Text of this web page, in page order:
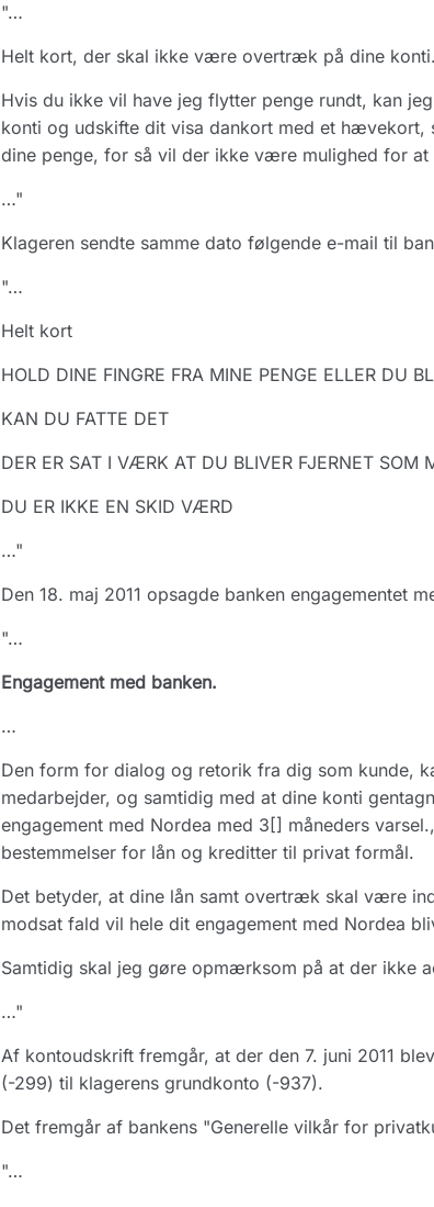
"…
Helt kort, der skal ikke være overtræk på dine konti.
Hvis du ikke vil have jeg flytter penge rundt, kan
konti og udskifte dit visa dankort med et
dine penge, for så vil der ikke være mulighed for
…"
Klageren sendte samme dato følgende e-mail til
"…
Helt kort
HOLD DINE FINGRE FRA MINE PENGE ELLER DU
KAN DU FATTE DET
DER ER SAT I VÆRK AT DU BLIVER FJERNET SOM
DU ER IKKE EN SKID VÆRD
…"
Den 18. maj 2011 opsagde banken engagementet
"…
Engagement med banken.
…
Den form for dialog og retorik fra dig som kunde,
medarbejder, og samtidig med at dine konti
engagement med Nordea med 3[] måneders
bestemmelser for lån og kreditter til privat formål.
Det betyder, at dine lån samt overtræk skal være
modsat fald vil hele dit engagement med Nordea
Samtidig skal jeg gøre opmærksom på at der ikke
…"
Af kontoudskrift fremgår, at der den 7. juni 2011
(-299) til klagerens grundkonto (-937).
Det fremgår af bankens "Generelle vilkår for
"…